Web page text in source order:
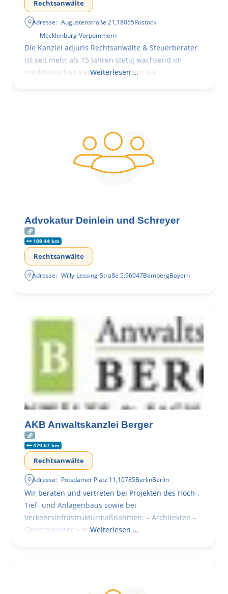
Rechtsanwälte
Adresse: Augustenstraße 21,18055Rostock
Mecklenburg-Vorpommern
Die Kanzlei adjuris Rechtsanwälte & Steuerberater
ist seit mehr als 15 Jahren stetig wachsend im
norddeutschen Raum tätig. Zögern Sie
Weiterlesen …
Advokatur Deinlein und Schreyer
169.44 km
Rechtsanwälte
Adresse: Willy-Lessing-Straße 5,96047BambergBayern
AKB Anwaltskanzlei Berger
479.67 km
Rechtsanwälte
Adresse: Potsdamer Platz 11,10785BerlinBerlin
Wir beraten und vertreten bei Projekten des Hoch-,
Tief- und Anlagenbaus sowie bei
Verkehrsinfrastrukturmaßnahmen: – Architekten –
Generalplaner – Ingenieure
Weiterlesen …